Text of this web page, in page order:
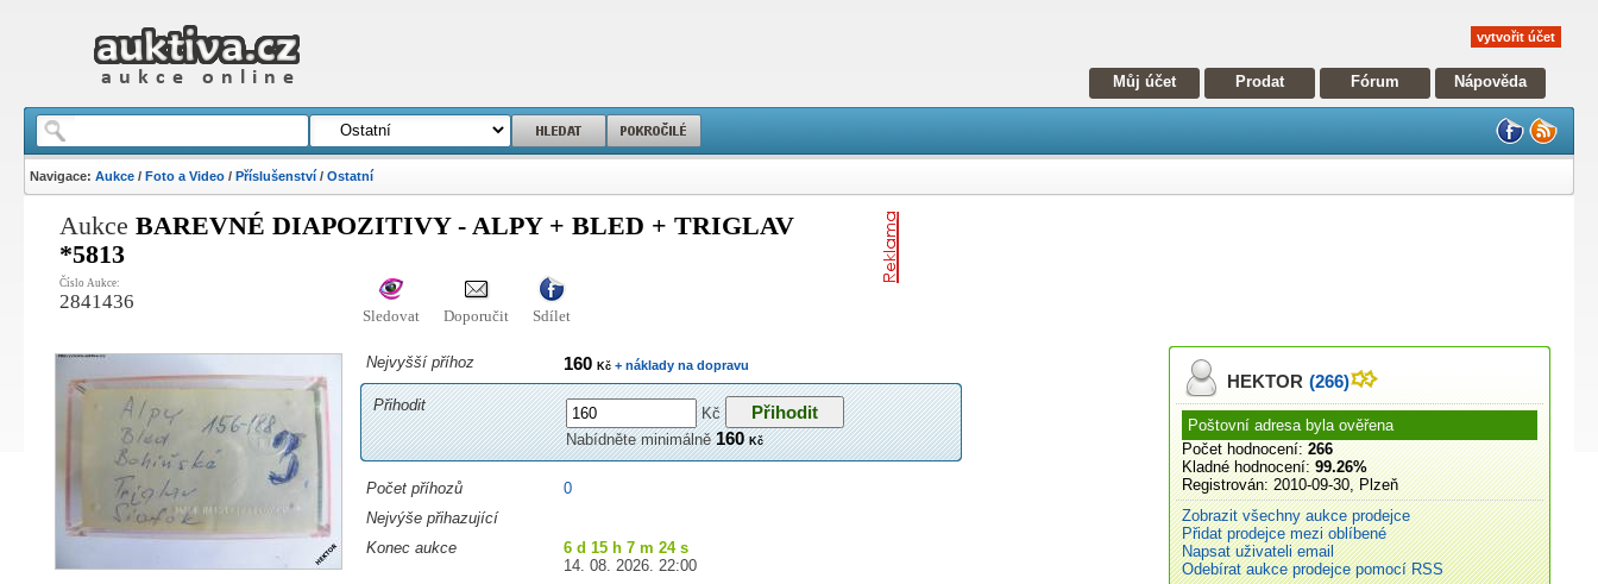
vytvořit účet
Můj účet Prodat Fórum Nápověda
Navigace:Aukce /Foto a Video /Příslušenství /Ostatní
AukceBAREVNÉ DIAPOZITIVY - ALPY + BLED + TRIGLAV
*5813
Číslo Aukce:
2841436
Sledovat Doporučit Sdílet
Nejvyšší příhoz 160Kč + náklady na dopravu
Přihodit
Kč
Nabídněte minimálně160Kč
Počet příhozů
0
Nejvýše přihazující
Konec aukce
6 d 15 h 7 m 23 s
14. 08. 2026. 22:00
HEKTOR (266)
Poštovní adresa byla ověřena
Počet hodnocení: 266
Kladné hodnocení: 99.26%
Registrován: 2010-09-30, Plzeň
Zobrazit všechny aukce prodejce
Přidat prodejce mezi oblíbené
Napsat uživateli email
Odebírat aukce prodejce pomocí RSS